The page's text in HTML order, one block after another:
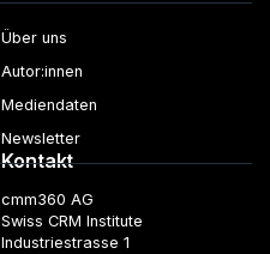
Über uns
Autor:innen
Mediendaten
Newsletter
Kontakt
cmm360 AG
Swiss CRM Institute
Industriestrasse 1